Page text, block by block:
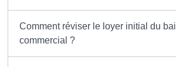
Comment réviser le loyer initial du bail
commercial ?